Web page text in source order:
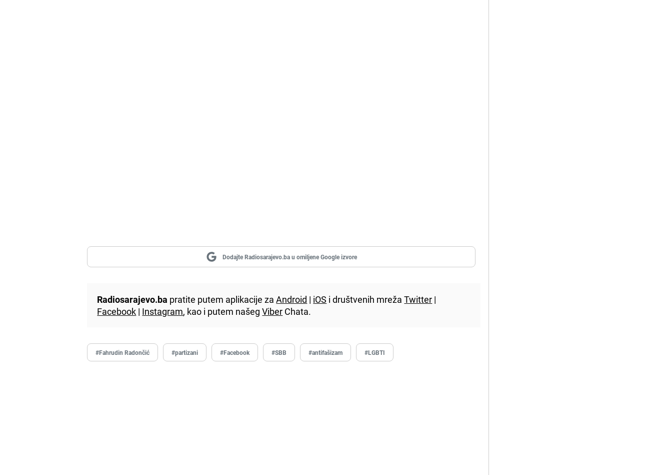
Dodajte Radiosarajevo.ba u omiljene Google izvore
Radiosarajevo.ba pratite putem aplikacije zaAndroid | iOS i društvenih mrežaTwitter |
Facebook | Instagram, kao i putem našegViber Chata.
#Fahrudin Radončić #partizani #Facebook #SBB #antifašizam #LGBTI